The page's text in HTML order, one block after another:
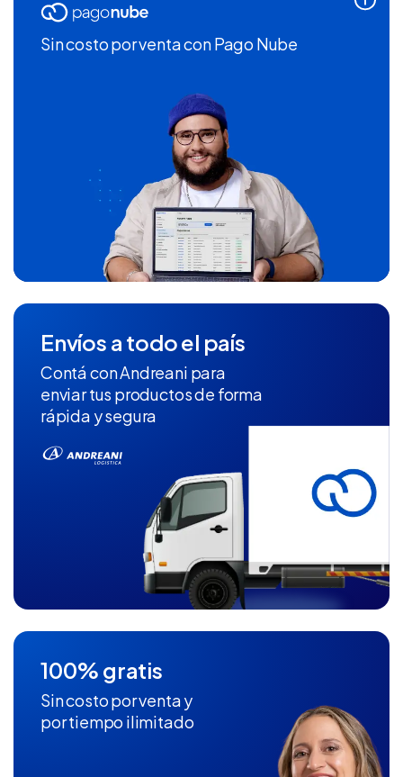
Sin costo por ventacon Pago Nube
Envíos a todo el país
Contá con Andreani para
enviar tus productos de forma
rápida y segura
100% gratis
Sin costo por venta y
por tiempo ilimitado